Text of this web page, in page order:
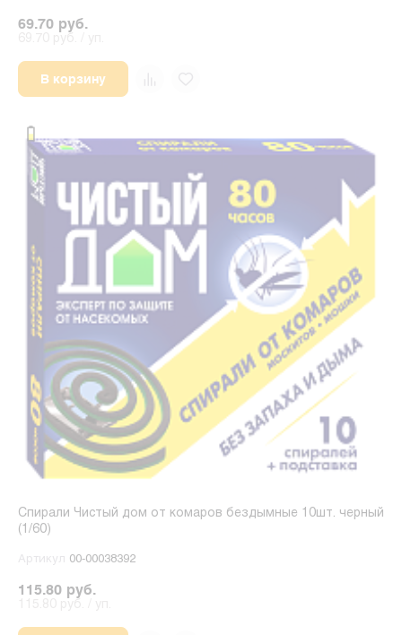
69.70 руб.
В корзину
Спирали Чистый дом от комаров бездымные 10шт. черный
(1/60)
Артикул 00-00038392
115.80 руб.